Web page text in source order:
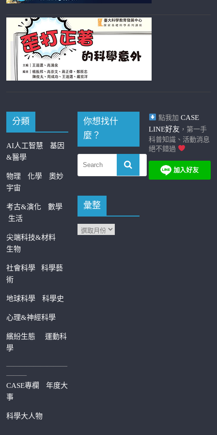
分類
AI人工智慧
基因
&醫學
物理 化學
奧妙
宇宙
考古&演化
數學
生活
尖端科技&材料
生物
社會科學科學藝
術
地球科學 科學史
心理&神經科學
繽紛生態運動科
學
—————————
———
CASE專欄
年度大
事
科學大人物
你想找什
麼？
彙整
點我加 CASE
LINE好友 ，第一手
科普知識、活動消息
絕不錯過